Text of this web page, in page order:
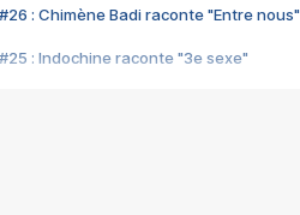
#26 : Chimène Badi raconte "Entre nous"
#25 : Indochine raconte "3e sexe"